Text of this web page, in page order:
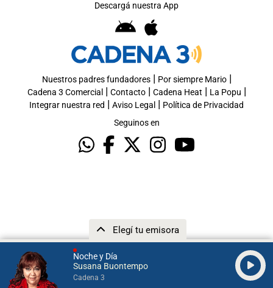
Noche y Día
Susana Buontempo
Cadena 3
Elegí tu emisora
Descargá nuestra App
Nuestros padres fundadores| Por siempre Mario|
Cadena 3 Comercial | Contacto| Cadena Heat | La Popu |
Integrar nuestra red | Aviso Legal | Política de Privacidad
Seguinos en